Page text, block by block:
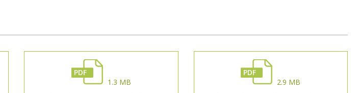
PDF
1.3 MB
PDF
2.9 MB